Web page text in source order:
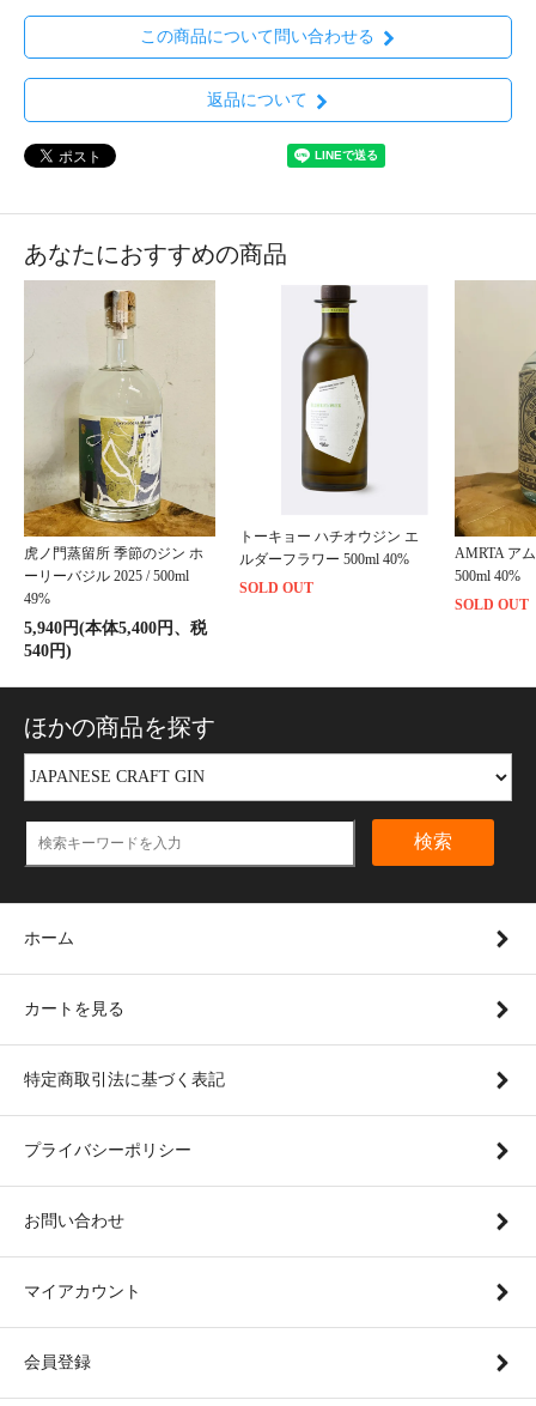
この商品について問い合わせる
返品について
あなたにおすすめの商品
虎ノ門蒸留所 季節のジン ホ
ーリーバジル 2025 / 500ml
49%
5,940円(本体5,400円、税
540円)
トーキョー ハチオウジン エ
ルダーフラワー 500ml 40%
SOLD OUT
AMRTA ア
500ml 40%
SOLD OUT
ほかの商品を探す
検索
ホーム
カートを見る
特定商取引法に基づく表記
プライバシーポリシー
お問い合わせ
マイアカウント
会員登録